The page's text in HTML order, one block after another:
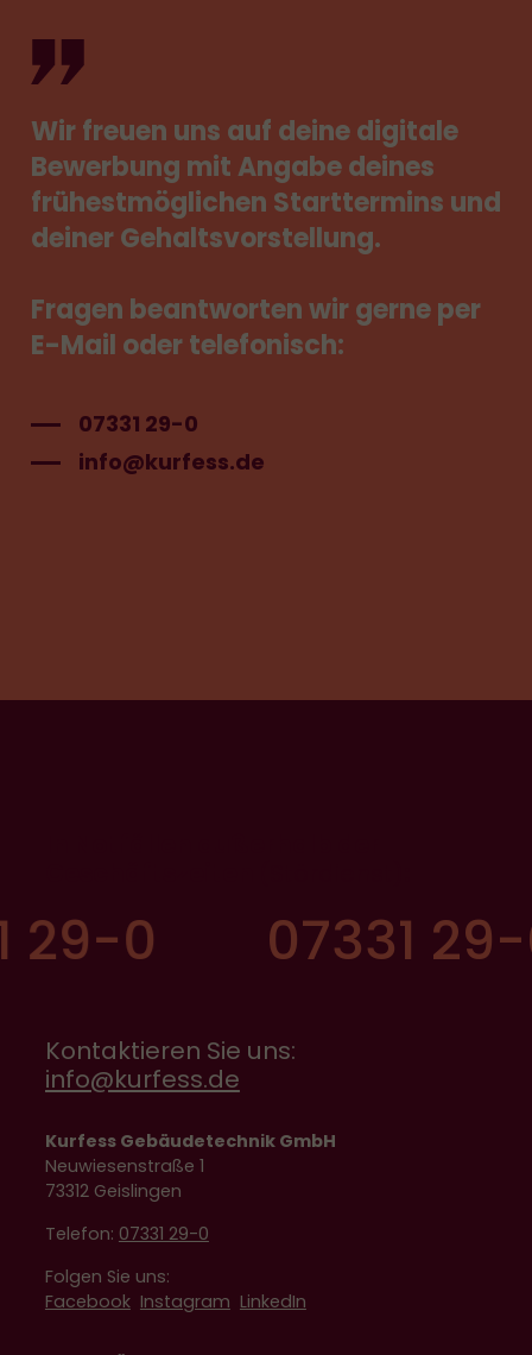
Wirfreuen uns auf deinedigitale
Bewerbung mit Angabedeines
frühestmöglichen Starttermins und
deinerGehaltsvorstellung.
Fragen beantwortenwirgerneper
E-Mail odertelefonisch:
07331 29-0
info@kurfess.de
29-0 07331
Kontaktieren Sie uns:
info@kurfess.de
Kurfess Gebäudetechnik GmbH
Neuwiesenstraße 1
73312 Geislingen
Telefon: 07331 29-0
Folgen Sie uns:
Facebook Instagram LinkedIn